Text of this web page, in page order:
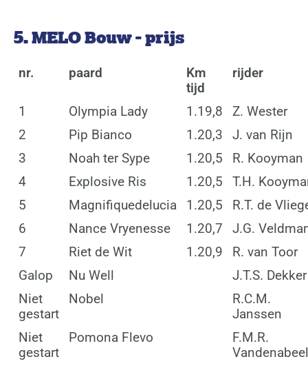
5. MELO Bouw - prijs
nr. paard
Km
tijd
rijder
1 Olympia Lady 1.19,8
Z. Wester
2
Pip Bianco 1.20,3
J. van Rijn
3
Noah ter Sype 1.20,5
R. Kooyman
4
Explosive Ris 1.20,5
T.H.
5
Magnifiquedelucia 1.20,5
R.T. de
6
Nance Vryenesse 1.20,7
J.G.
7
Riet de Wit 1.20,9
R. van Toor
Galop
Nu Well
J.T.S. Dekker
Niet
gestart
Nobel
R.C.M.
Janssen
Niet
gestart
Pomona Flevo
F.M.R.